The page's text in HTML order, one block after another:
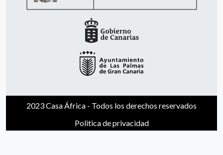
2023 Casa África - Todos los derechos reservados
Politica de privacidad